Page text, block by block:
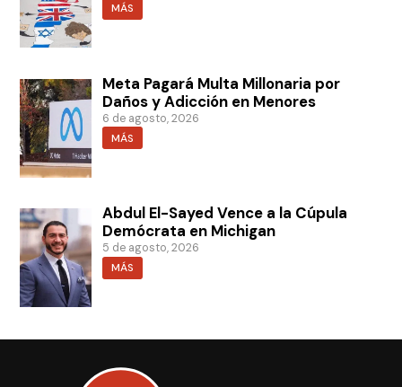
MÁS
Meta Pagará Multa Millonaria por
Daños y Adicción en Menores
6 de agosto, 2026
MÁS
Abdul El-Sayed Vence a la Cúpula
Demócrata en Michigan
5 de agosto, 2026
MÁS